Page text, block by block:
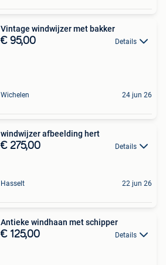
Vintage windwijzer met bakker
€ 95,00 Details
Wichelen 24 jun 26
windwijzer afbeelding hert
€ 275,00 Details
Hasselt 22 jun 26
Antieke windhaan met schipper
€ 125,00 Details